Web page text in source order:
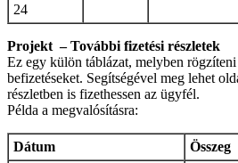
24
Projekt – További fizetési részletek
Ez egy külön táblázat, melyben
befizetéseket. Segítségével meg lehet
részletben is fizethessen az ügyfél.
Példa a megvalósításra:
Dátum
Összeg